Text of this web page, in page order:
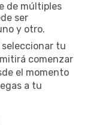
de múltiples
ser
y otro.
tu
comenzar
el momento
a tu